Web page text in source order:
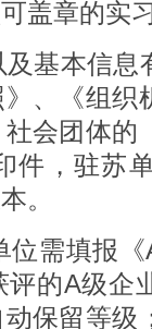
盖章的实
基本信息
、《组织
会团体的
件，驻苏
。
位需填报
的A级企
保留等级